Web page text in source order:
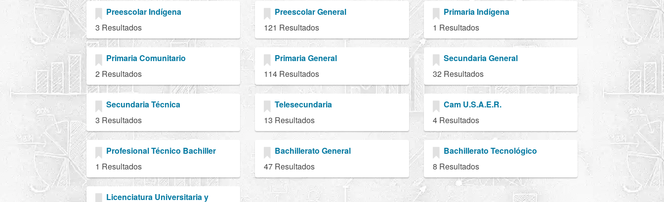
Preescolar Indígena
3 Resultados
Preescolar General
121 Resultados
Primaria Indígena
1 Resultados
Primaria Comunitario
2 Resultados
Primaria General
114 Resultados
Secundaria General
32 Resultados
Secundaria Técnica
3 Resultados
Telesecundaria
13 Resultados
Cam U.S.A.E.R.
4 Resultados
Profesional Técnico Bachiller
1 Resultados
Bachillerato General
47 Resultados
Bachillerato Tecnológico
8 Resultados
Licenciatura Universitaria y